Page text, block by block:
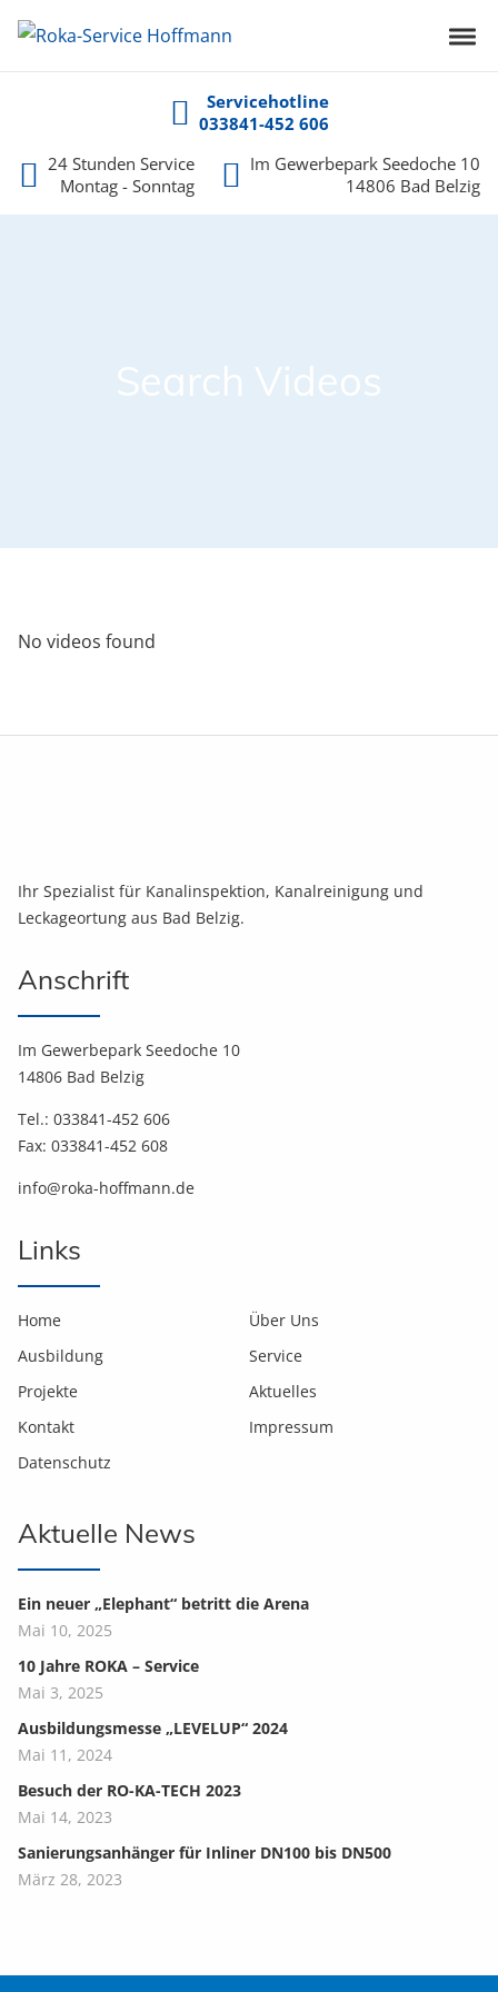
Skip to navigation
Skip to content
Roka-Service Hoffmann
Servicehotline
033841-452 606
24 Stunden Service
Montag - Sonntag
Im Gewerbepark Seedoche 10
14806 Bad Belzig
Search Videos
No videos found
Ihr Spezialist für Kanalinspektion, Kanalreinigung und
Leckageortung aus Bad Belzig.
Anschrift
Im Gewerbepark Seedoche 10
14806 Bad Belzig
Tel.: 033841-452 606
Fax: 033841-452 608
info@roka-hoffmann.de
Links
Home
Über Uns
Ausbildung
Service
Projekte
Aktuelles
Kontakt
Impressum
Datenschutz
Aktuelle News
Ein neuer „Elephant“ betritt die Arena
Mai 10, 2025
10 Jahre ROKA – Service
Mai 3, 2025
Ausbildungsmesse „LEVELUP“ 2024
Mai 11, 2024
Besuch der RO-KA-TECH 2023
Mai 14, 2023
Sanierungsanhänger für Inliner DN100 bis DN500
März 28, 2023